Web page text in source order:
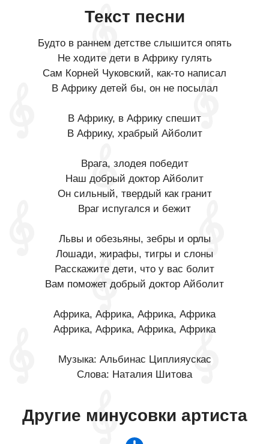
Текст песни
Будто в раннем детстве слышится опять
Не ходите дети в Африку гулять
Сам Корней Чуковский, как-то написал
В Африку детей бы, он не посылал
В Африку, в Африку спешит
В Африку, храбрый Айболит
Врага, злодея победит
Наш добрый доктор Айболит
Он сильный, твердый как гранит
Враг испугался и бежит
Львы и обезьяны, зебры и орлы
Лошади, жирафы, тигры и слоны
Расскажите дети, что у вас болит
Вам поможет добрый доктор Айболит
Африка, Африка, Африка, Африка
Африка, Африка, Африка, Африка
Музыка: Альбинас Циплияускас
Слова: Наталия Шитова
Другие минусовки артиста